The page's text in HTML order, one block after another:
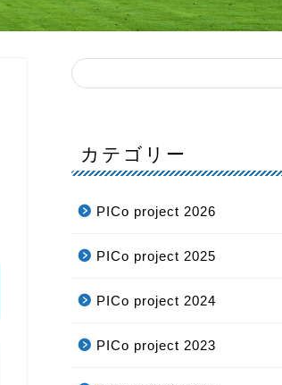
カテゴリー
PICo project 2026
PICo project 2025
PICo project 2024
PICo project 2023